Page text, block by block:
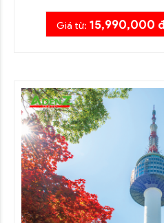
Giá từ: 15,990,000